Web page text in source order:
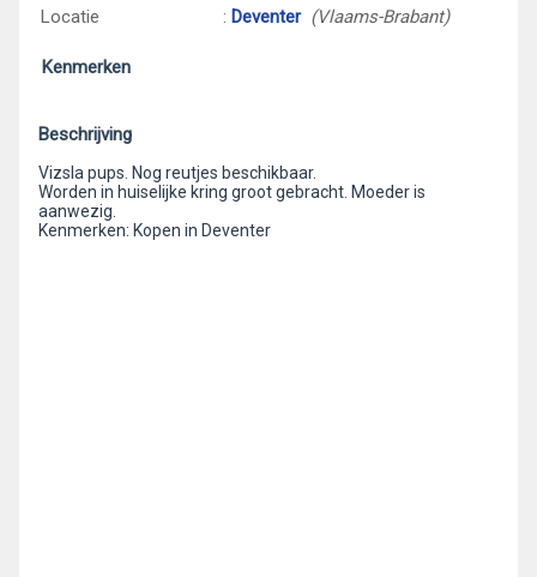
Locatie : Deventer (Vlaams-Brabant)
Kenmerken
Beschrijving
Vizsla pups. Nog reutjes beschikbaar.
Worden in huiselijke kring groot gebracht. Moeder is
aanwezig.
Kenmerken: Kopen in Deventer